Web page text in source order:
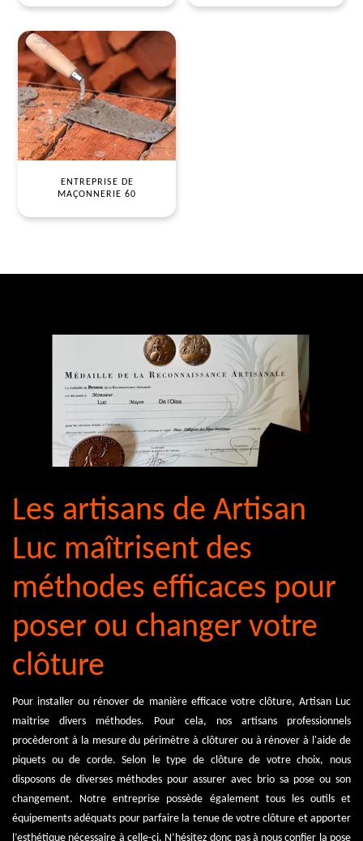
ENTREPRISE DE
MAÇONNERIE 60
Les artisans de Artisan
Luc maîtrisent des
méthodes efficaces pour
poser ou changer votre
clôture
Pour installer ou rénover de manière efficace votre clôture, Artisan Luc
maitrise divers méthodes. Pour cela, nos artisans professionnels
procèderont à la mesure du périmètre à clôturer ou à rénover à l'aide de
piquets ou de corde. Selon le type de clôture de votre choix, nous
disposons de diverses méthodes pour assurer avec brio sa pose ou son
changement. Notre entreprise possède également tous les outils et
équipements adéquats pour parfaire la tenue de votre clôture et apporter
l’esthétique nécessaire à celle-ci. N’hésitez donc pas à nous confier la pose